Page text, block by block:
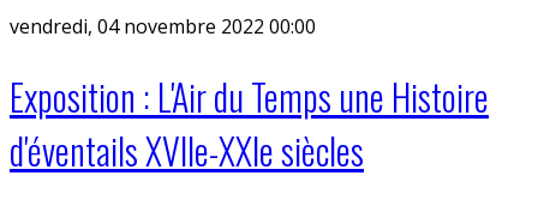
vendredi, 04 novembre 2022 00:00
Exposition : L'Air du Temps une Histoire
d'éventails XVIIe-XXIe siècles